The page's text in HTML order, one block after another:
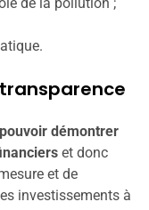
démontrer
et donc
et de
investissements à